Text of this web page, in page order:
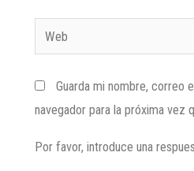
Guarda mi nombre, correo
navegador para la próxima vez
Por favor, introduce una